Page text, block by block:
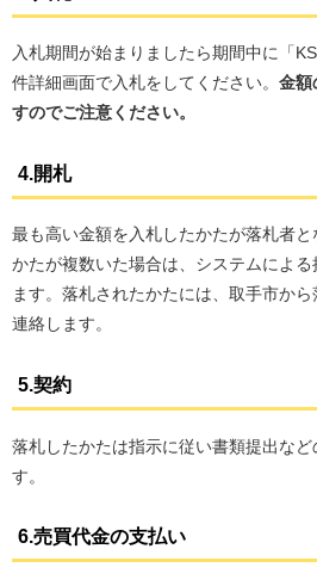
入札期間が始まりましたら期間中に「
件詳細画面で入札をしてください。 金額
すのでご注意ください。
4.開札
最も高い金額を入札したかたが落札者
かたが複数いた場合は、システムによ
ます。落札されたかたには、取手市か
連絡します。
5.契約
落札したかたは指示に従い書類提出な
す。
6.売買代金の支払い